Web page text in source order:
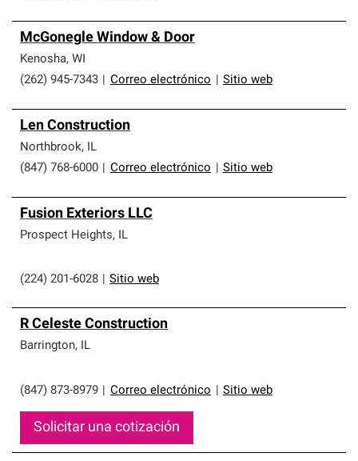
McGonegle Window & Door
Kenosha, WI
(262) 945-7343
Correo electrónico Sitio web
Len Construction
Northbrook, IL
(847) 768-6000
Correo electrónico Sitio web
Fusion Exteriors LLC
Prospect Heights, IL
(224) 201-6028 Sitio web
R Celeste Construction
Barrington, IL
(847) 873-8979 Correo electrónico Sitio web
Solicitar una cotización